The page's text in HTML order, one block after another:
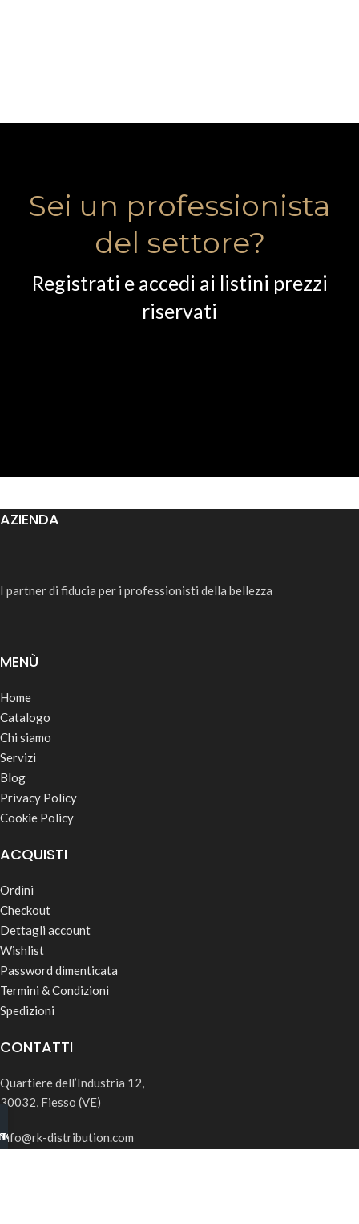
Sei un professionista
del settore?
Registrati e accedi ai listini prezzi
riservati
AZIENDA
I partner di fiducia per i professionisti della bellezza
MENÙ
Home
Catalogo
Chi siamo
Servizi
Blog
Privacy Policy
Cookie Policy
ACQUISTI
Ordini
Checkout
Dettagli account
Wishlist
Password dimenticata
Termini & Condizioni
Spedizioni
CONTATTI
Quartiere dell’Industria 12,
30032, Fiesso (VE)
info@rk-distribution.com
B2B